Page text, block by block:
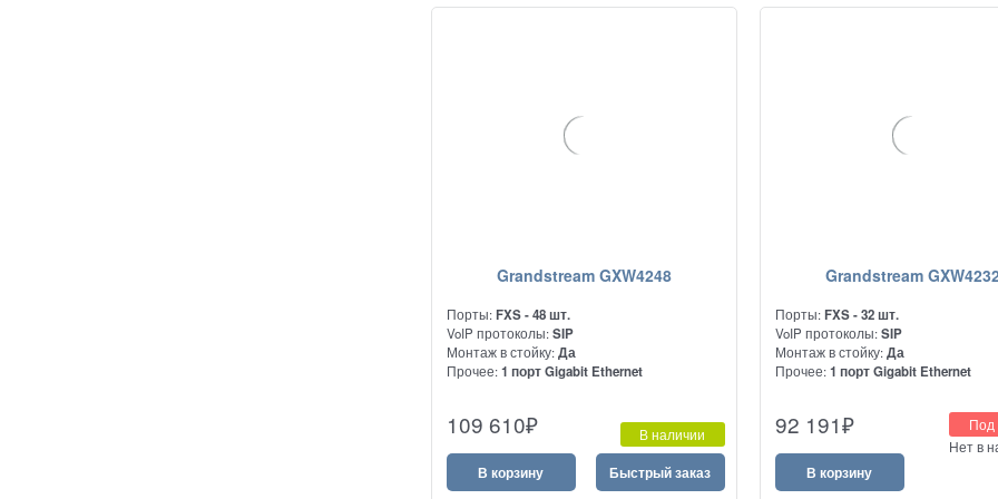
Grandstream GXW4248
Порты:FXS - 48 шт.
VoIP протоколы:SIP
Монтаж в стойку:Да
Прочее:1 порт Gigabit Ethernet
VoIP шлюз на 48 портов FXS
109 610₽ В наличии
В корзину Быстрый заказ
Grandstream
Порты:FXS - 32 шт.
VoIP протоколы:SIP
Монтаж в стойку:Да
Прочее:1 порт Gigabit Ethernet
Высокопроизводительный
VoIP шлюз на 32 порта FXS
92 191₽
Под
Нет в
В корзину